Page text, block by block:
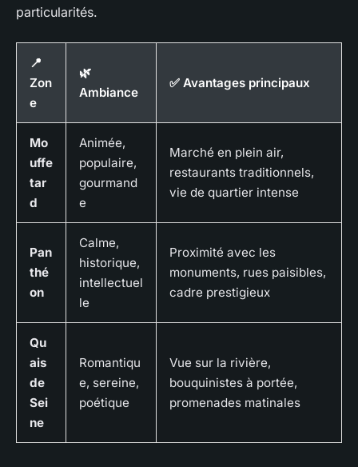
particularités.
📍
Zon
e
🌿
Ambiance
✅ Avantages principaux
Mo
uffe
tar
d
Animée,
populaire,
gourmand
e
Marché en plein air,
restaurants traditionnels,
vie de quartier intense
Pan
thé
on
Calme,
historique,
intellectuel
le
Proximité avec les
monuments, rues paisibles,
cadre prestigieux
Qu
ais
de
Sei
ne
Romantiqu
e, sereine,
poétique
Vue sur la rivière,
bouquinistes à portée,
promenades matinales